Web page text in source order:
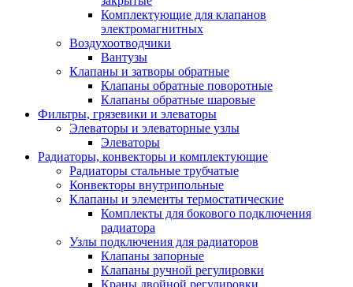
Комплектующие для клапанов
электромагнитных
Воздухоотводчики
Вантузы
Клапаны и затворы обратные
Клапаны обратные поворотные
Клапаны обратные шаровые
Фильтры, грязевики и элеваторы
Элеваторы и элеваторные узлы
Элеваторы
Радиаторы, конвекторы и комплектующие
Радиаторы стальные трубчатые
Конвекторы внутрипольные
Клапаны и элементы термостатические
Комплекты для бокового подключения
радиатора
Узлы подключения для радиаторов
Клапаны запорные
Клапаны ручной регулировки
Краны двойной регулировки